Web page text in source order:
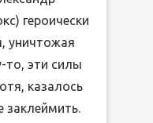
героически
уничтожая
то, эти силы
казалось